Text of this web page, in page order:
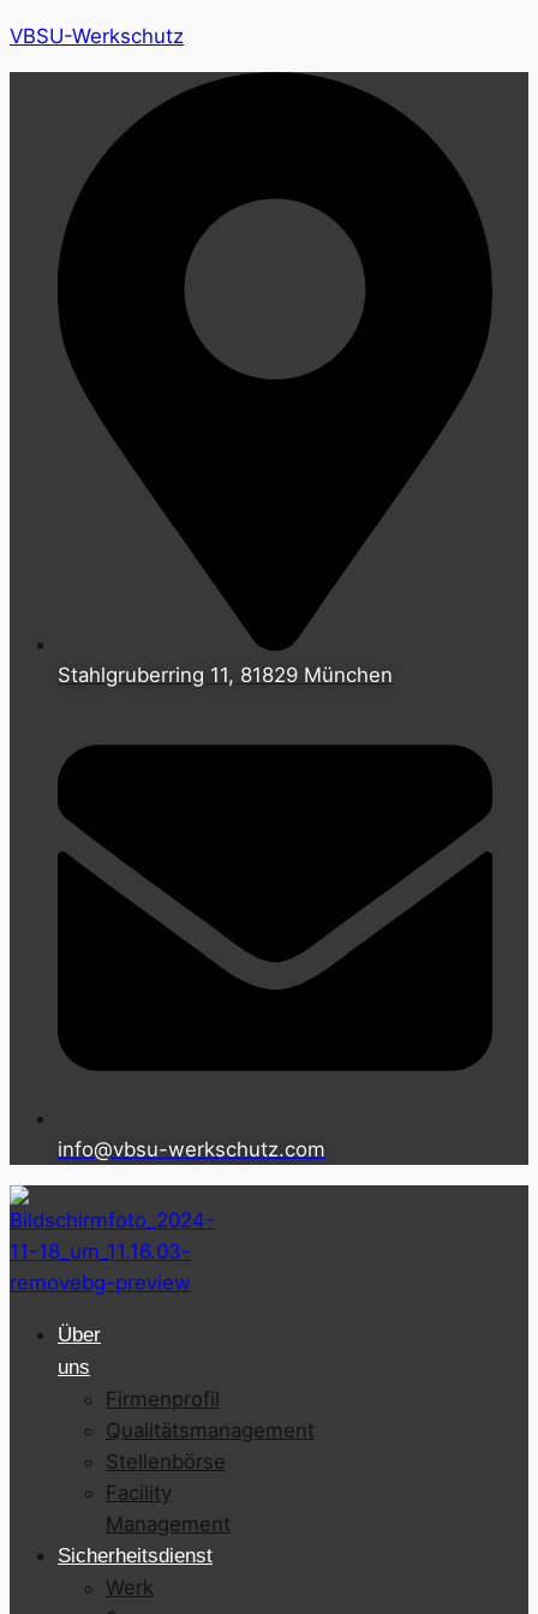
VBSU-Werkschutz
Stahlgruberring 11, 81829 München
info@vbsu-werkschutz.com
Über
uns
Firmenprofil
Qualitätsmanagement
Stellenbörse
Facility
Management
Sicherheitsdienst
Werk